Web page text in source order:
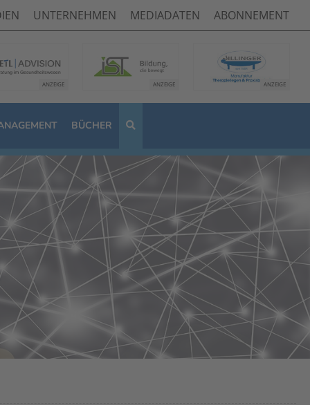
UNTERNEHMEN MEDIADATEN ABONNEMENT
BÜCHER